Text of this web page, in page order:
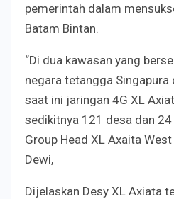
pemerintah dalam
Batam Bintan.
“Di dua kawasan yang
negara tetangga
saat ini jaringan 4G XL
sedikitnya 121 desa dan 24
Group Head XL Axaita
Dewi,
Dijelaskan Desy XL Axiata